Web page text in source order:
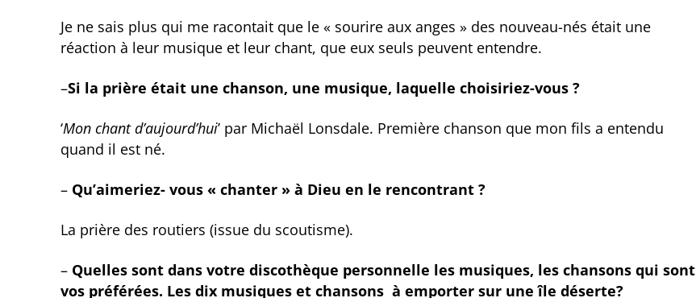
Je ne sais plus qui me racontait que le « sourire aux anges » des nouveau-nés était une
réaction à leur musique et leur chant, que eux seuls peuvent entendre.
–Si la prière était une chanson, une musique, laquelle choisiriez-vous ?
‘Mon chant d’aujourd’hui’ par Michaël Lonsdale. Première chanson que mon fils a entendu
quand il est né.
– Qu’aimeriez- vous « chanter » à Dieu en le rencontrant ?
La prière des routiers (issue du scoutisme).
– Quelles sont dans votre discothèque personnelle les musiques, les chansons qui sont
vos préférées. Les dix musiques et chansons à emporter sur une île déserte?